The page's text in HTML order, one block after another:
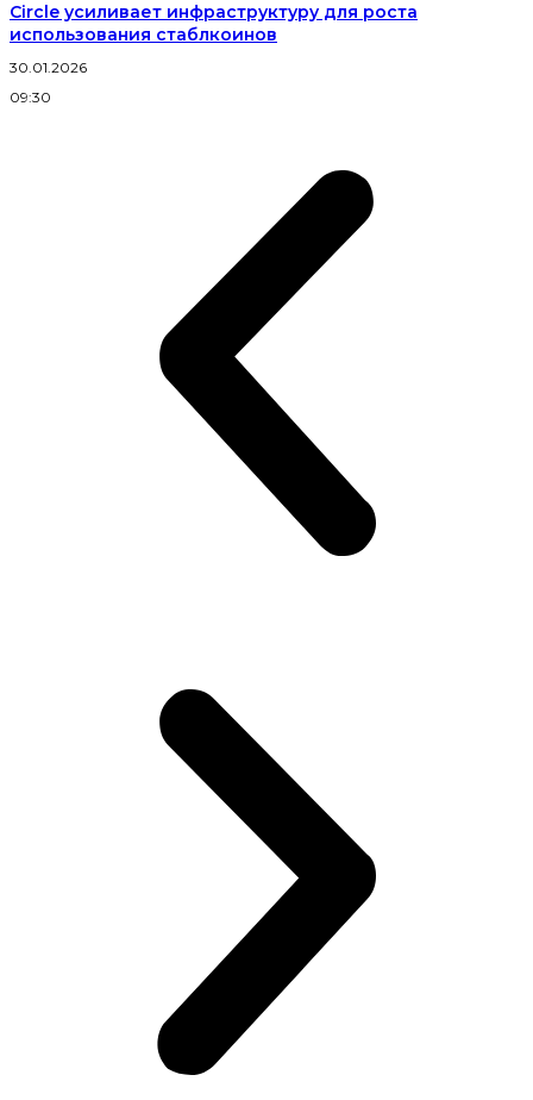
Circle усиливает инфраструктуру для роста
использования стаблкоинов
30.01.2026
09:30